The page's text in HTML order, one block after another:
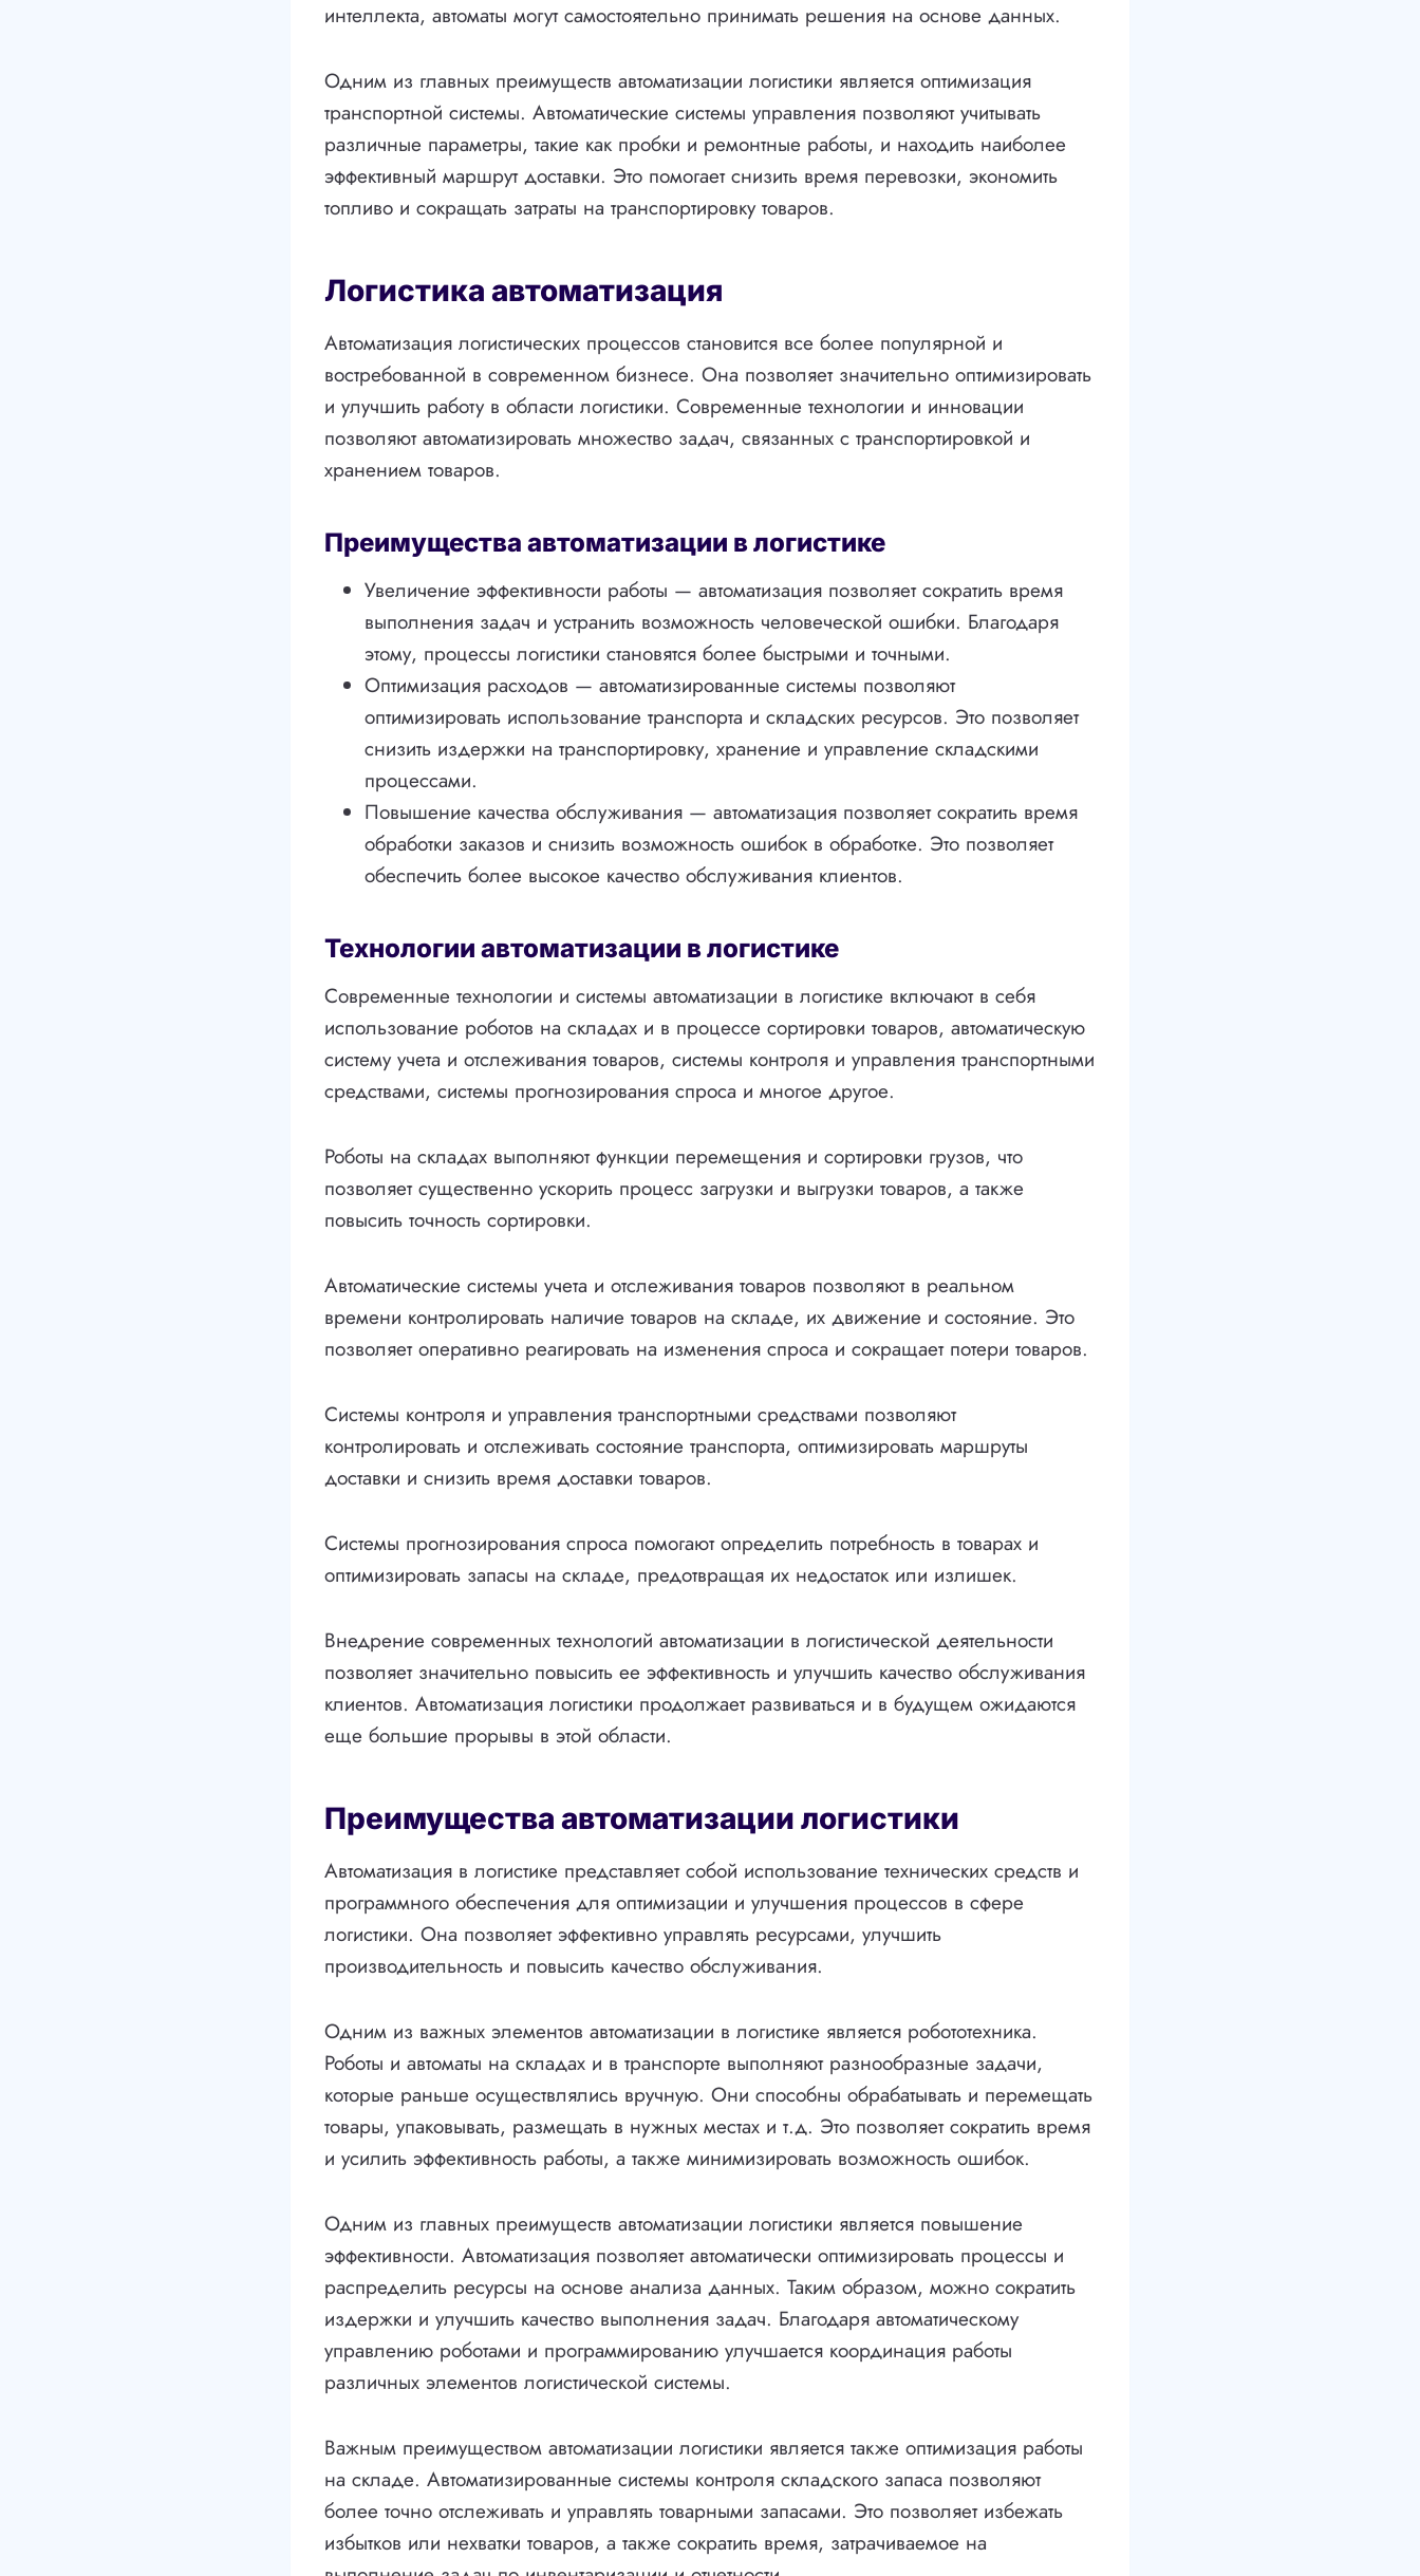
интеллекта, автоматы могут самостоятельно принимать решения на основе данных.
Одним из главных преимуществ автоматизации логистики является оптимизация
транспортной системы. Автоматические системы управления позволяют учитывать
различные параметры, такие как пробки и ремонтные работы, и находить наиболее
эффективный маршрут доставки. Это помогает снизить время перевозки, экономить
топливо и сокращать затраты на транспортировку товаров.
Логистика автоматизация
Автоматизация логистических процессов становится все более популярной и
востребованной в современном бизнесе. Она позволяет значительно оптимизировать
и улучшить работу в области логистики. Современные технологии и инновации
позволяют автоматизировать множество задач, связанных с транспортировкой и
хранением товаров.
Преимущества автоматизации в логистике
Увеличение эффективности работы — автоматизация позволяет сократить время
выполнения задач и устранить возможность человеческой ошибки. Благодаря
этому, процессы логистики становятся более быстрыми и точными.
Оптимизация расходов — автоматизированные системы позволяют
оптимизировать использование транспорта и складских ресурсов. Это позволяет
снизить издержки на транспортировку, хранение и управление складскими
процессами.
Повышение качества обслуживания — автоматизация позволяет сократить время
обработки заказов и снизить возможность ошибок в обработке. Это позволяет
обеспечить более высокое качество обслуживания клиентов.
Технологии автоматизации в логистике
Современные технологии и системы автоматизации в логистике включают в себя
использование роботов на складах и в процессе сортировки товаров, автоматическую
систему учета и отслеживания товаров, системы контроля и управления транспортными
средствами, системы прогнозирования спроса и многое другое.
Роботы на складах выполняют функции перемещения и сортировки грузов, что
позволяет существенно ускорить процесс загрузки и выгрузки товаров, а также
повысить точность сортировки.
Автоматические системы учета и отслеживания товаров позволяют в реальном
времени контролировать наличие товаров на складе, их движение и состояние. Это
позволяет оперативно реагировать на изменения спроса и сокращает потери товаров.
Системы контроля и управления транспортными средствами позволяют
контролировать и отслеживать состояние транспорта, оптимизировать маршруты
доставки и снизить время доставки товаров.
Системы прогнозирования спроса помогают определить потребность в товарах и
оптимизировать запасы на складе, предотвращая их недостаток или излишек.
Внедрение современных технологий автоматизации в логистической деятельности
позволяет значительно повысить ее эффективность и улучшить качество обслуживания
клиентов. Автоматизация логистики продолжает развиваться и в будущем ожидаются
еще большие прорывы в этой области.
Преимущества автоматизации логистики
Автоматизация в логистике представляет собой использование технических средств и
программного обеспечения для оптимизации и улучшения процессов в сфере
логистики. Она позволяет эффективно управлять ресурсами, улучшить
производительность и повысить качество обслуживания.
Одним из важных элементов автоматизации в логистике является робототехника.
Роботы и автоматы на складах и в транспорте выполняют разнообразные задачи,
которые раньше осуществлялись вручную. Они способны обрабатывать и перемещать
товары, упаковывать, размещать в нужных местах и т.д. Это позволяет сократить время
и усилить эффективность работы, а также минимизировать возможность ошибок.
Одним из главных преимуществ автоматизации логистики является повышение
эффективности. Автоматизация позволяет автоматически оптимизировать процессы и
распределить ресурсы на основе анализа данных. Таким образом, можно сократить
издержки и улучшить качество выполнения задач. Благодаря автоматическому
управлению роботами и программированию улучшается координация работы
различных элементов логистической системы.
Важным преимуществом автоматизации логистики является также оптимизация работы
на складе. Автоматизированные системы контроля складского запаса позволяют
более точно отслеживать и управлять товарными запасами. Это позволяет избежать
избытков или нехватки товаров, а также сократить время, затрачиваемое на